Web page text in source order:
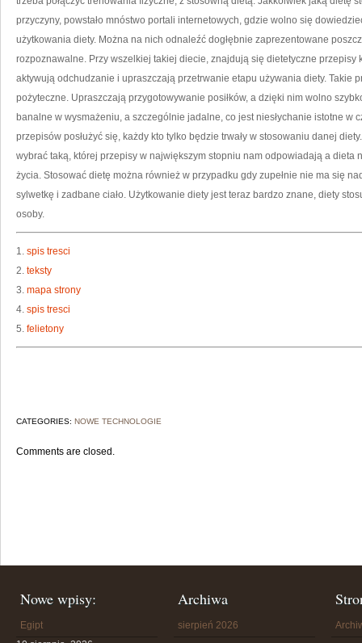
przyczyny, powstało mnóstwo portali internetowych, gdzie wolno się
użytkowania diety. Można na nich odnaleźć dogłębnie zaprezentowane
rozpoznawalne. Przy wszelkiej takiej diecie, znajdują się dietetyczne przepisy
aktywują odchudzanie i upraszczają przetrwanie etapu używania diety. Takie
pożyteczne. Upraszczają przygotowywanie posiłków, a dzięki nim wolno
banalne w wysmażeniu, a szczególnie jadalne, co jest niesłychanie istotne w
przepisów posłużyć się, każdy kto tylko będzie trwały w stosowaniu danej
wybrać taką, której przepisy w największym stopniu nam odpowiadają a dieta
życia. Stosować dietę można również w przypadku gdy zupełnie nie ma się
sylwetkę i zadbane ciało. Użytkowanie diety jest teraz bardzo znane, diety
osoby.
1. spis tresci
2. teksty
3. mapa strony
4. spis tresci
5. felietony
CATEGORIES: NOWE TECHNOLOGIE
Comments are closed.
Nowe wpisy:
Egipt
Archiwa
sierpień 2026